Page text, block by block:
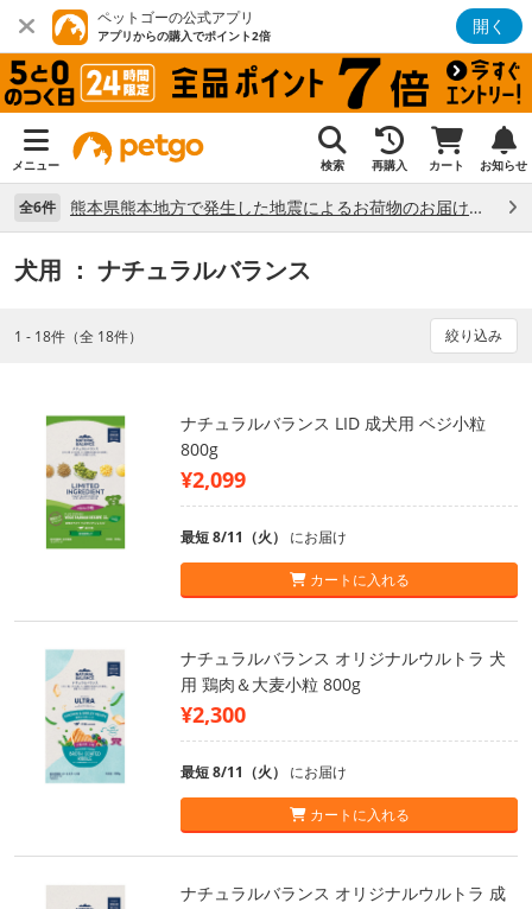
ペットゴーの公式アプリ
アプリからの購入でポイント2倍 開く
メニュー 検索 再購入 カート お知らせ
全6件 熊本県熊本地方で発生した地震によるお荷物のお届け状況について （7/28）
犬用 ： ナチュラルバランス
1 - 18件（全 18件） 絞り込み
ナチュラルバランス LID 成犬用 ベジ小粒
800g
¥2,099
最短 8/11（火） にお届け
カートに入れる
ナチュラルバランス オリジナルウルトラ 犬
用 鶏肉＆大麦小粒 800g
¥2,300
最短 8/11（火） にお届け
カートに入れる
ナチュラルバランス オリジナルウルトラ 成